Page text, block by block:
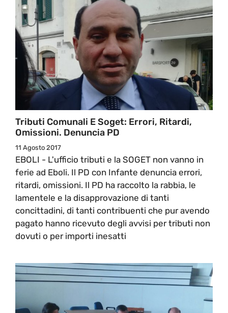
Tributi Comunali E Soget: Errori, Ritardi,
Omissioni. Denuncia PD
11 Agosto 2017
EBOLI - L'ufficio tributi e la SOGET non vanno in
ferie ad Eboli. Il PD con Infante denuncia errori,
ritardi, omissioni. Il PD ha raccolto la rabbia, le
lamentele e la disapprovazione di tanti
concittadini, di tanti contribuenti che pur avendo
pagato hanno ricevuto degli avvisi per tributi non
dovuti o per importi inesatti